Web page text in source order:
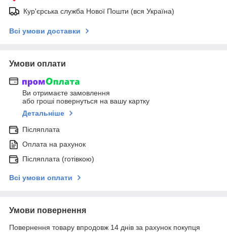
Кур'єрська служба Нової Пошти (вся Україна)
Всі умови доставки
Умови оплати
Ви отримаєте замовлення
або гроші повернуться на вашу картку
Детальніше
Післяплата
Оплата на рахунок
Післяплата (готівкою)
Всі умови оплати
Умови повернення
Повернення товару впродовж 14 днів за рахунок покупця